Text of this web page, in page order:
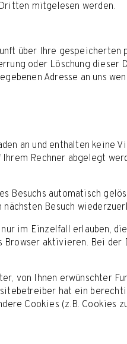
mitgelesen werden.
über Ihre gespeicherten
oder Löschung dieser
Adresse an uns
an und enthalten keine
Rechner abgelegt
Besuchs automatisch
Besuch
im Einzelfall erlauben,
Browser aktivieren. Bei
von Ihnen erwünschter
hat ein
Cookies (z.B. Cookies